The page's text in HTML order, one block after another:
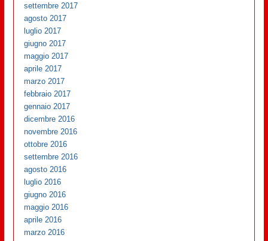
settembre 2017
agosto 2017
luglio 2017
giugno 2017
maggio 2017
aprile 2017
marzo 2017
febbraio 2017
gennaio 2017
dicembre 2016
novembre 2016
ottobre 2016
settembre 2016
agosto 2016
luglio 2016
giugno 2016
maggio 2016
aprile 2016
marzo 2016